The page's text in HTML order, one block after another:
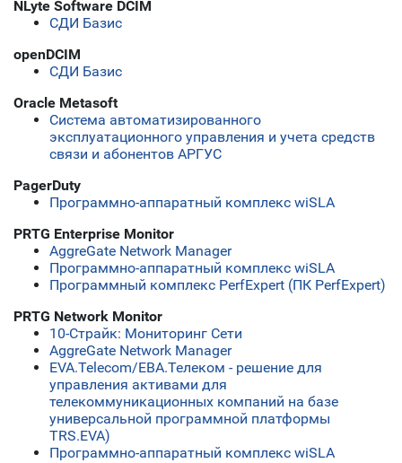
NLyte Software DCIM
СДИ Базис
openDCIM
СДИ Базис
Oracle Metasoft
Система автоматизированного
эксплуатационного управления и учета средств
связи и абонентов АРГУС
PagerDuty
Программно-аппаратный комплекс wiSLA
PRTG Enterprise Monitor
AggreGate Network Manager
Программно-аппаратный комплекс wiSLA
Программный комплекс PerfExpert (ПК PerfExpert)
PRTG Network Monitor
10-Страйк: Мониторинг Сети
AggreGate Network Manager
ЕVA.Telecom/ЕВА.Телеком - решение для
управления активами для
телекоммуникационных компаний на базе
универсальной программной платформы
TRS.EVA)
Программно-аппаратный комплекс wiSLA